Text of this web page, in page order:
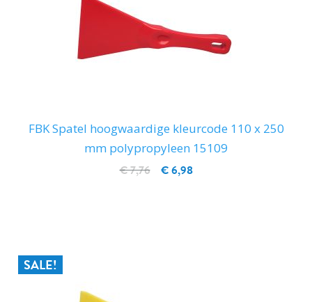
FBK Spatel hoogwaardige kleurcode 110 x 250
mm polypropyleen 15109
€ 6,98
€ 7,76
SALE!